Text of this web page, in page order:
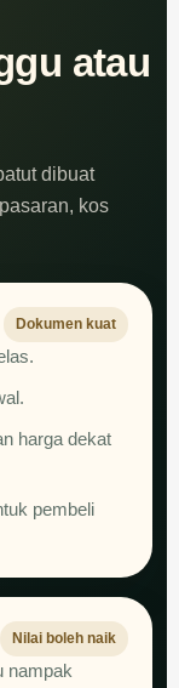
atau
dibuat
kos
Dokumen kuat
harga dekat
pembeli
Nilai boleh naik
nampak